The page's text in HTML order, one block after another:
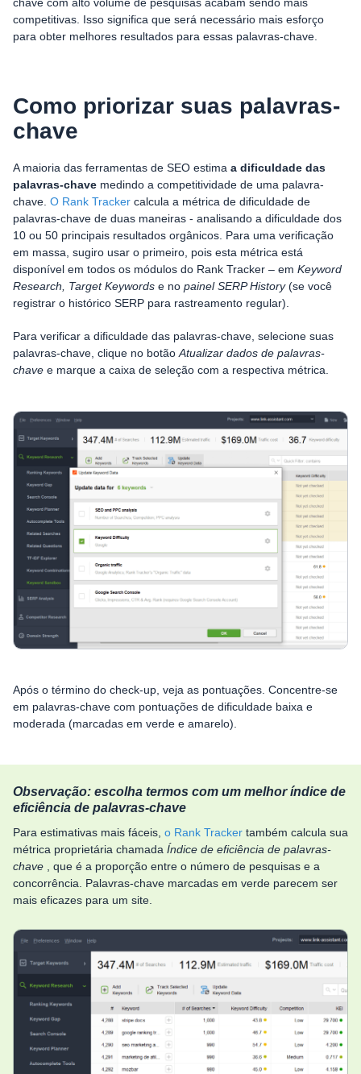
competitivas. Isso significa que será necessário mais esforço
para obter melhores resultados para essas palavras-chave.
Como priorizar suas palavras-
chave
A maioria das ferramentas de SEO estima a dificuldade das
palavras-chave medindo a competitividade de uma palavra-
chave. O Rank Tracker calcula a métrica de dificuldade de
palavras-chave de duas maneiras - analisando a dificuldade dos
10 ou 50 principais resultados orgânicos. Para uma verificação
em massa, sugiro usar o primeiro, pois esta métrica está
disponível em todos os módulos do Rank Tracker – em Keyword
Research, Target Keywords e no painel SERP History(se você
registrar o histórico SERP para rastreamento regular).
Para verificar a dificuldade das palavras-chave, selecione suas
palavras-chave, clique no botão Atualizar dados de palavras-
chave e marque a caixa de seleção com a respectiva métrica.
Após o término do check-up, veja as pontuações. Concentre-se
em palavras-chave com pontuações de dificuldade baixa e
moderada (marcadas em verde e amarelo).
Observação: escolha termos com um melhor índice de
eficiência de palavras-chave
Para estimativas mais fáceis, o Rank Tracker também calcula sua
métrica proprietária chamada Índice de eficiência de palavras-
chave , que é a proporção entre o número de pesquisas e a
concorrência. Palavras-chave marcadas em verde parecem ser
mais eficazes para um site.